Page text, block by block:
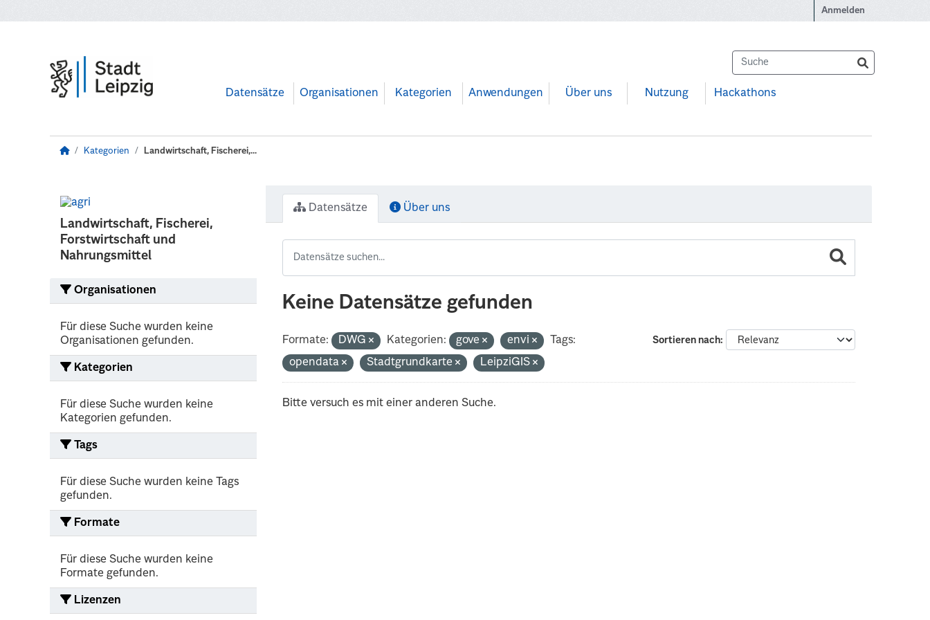
Anmelden
Datensätze Organisationen Kategorien Anwendungen Über uns Nutzung Hackathons
Kategorien Landwirtschaft, Fischerei,...
Landwirtschaft, Fischerei,
Forstwirtschaft und
Nahrungsmittel
Organisationen
Für diese Suche wurden keine
Organisationen gefunden.
Kategorien
Für diese Suche wurden keine
Kategorien gefunden.
Tags
Für diese Suche wurden keine Tags
gefunden.
Formate
Für diese Suche wurden keine
Formate gefunden.
Lizenzen
Datensätze Über uns
Keine Datensätze gefunden
Sortieren nach
Formate: DWG Kategorien: gove envi
Tags:
opendata
Stadtgrundkarte LeipziGIS
Bitte versuch es mit einer anderen Suche.